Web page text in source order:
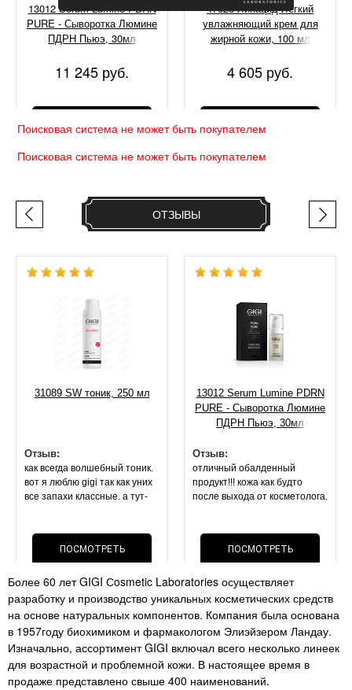
13012 Serum Lumine PDRN
PURE - Сыворотка Люмине
ПДРН Пьюэ, 30мл
11 245 руб.
47028 Липацид Легкий
увлажняющий крем для
жирной кожи, 100 мл
4 605 руб.
Поисковая система не может быть покупателем
Поисковая система не может быть покупателем
ОТЗЫВЫ
31089 SW тоник, 250 мл
Отзыв:
как всегда волшебный тоник.
вот я люблю gigi так как уних
все запахи классные. а тут-
лосьон(( но это не важно,
эффект- все что описано по
нереально!!! мои черные
точки. расширенные поры-
супер средство как и всегда .
не перестану это писать в
каждом продукте.!
ПОСМОТРЕТЬ
ОТЗЫВ
13012 Serum Lumine PDRN
PURE - Сыворотка Люмине
ПДРН Пьюэ, 30мл
Отзыв:
отличный обалденный
продукт!!! кожа как будто
после выхода от косметолога.
приятной текстуры.
результат на 2 й день . стоит
косметика данного бренда
ПОСМОТРЕТЬ
ОТЗЫВ
Более 60 лет GIGI Сosmetic Laboratories осуществляет
разработку и производство уникальных косметических средств
на основе натуральных компонентов. Компания была основана
в 1957году биохимиком и фармакологом Элиэйзером Ландау.
Изначально, ассортимент GIGI включал всего несколько линеек
для возрастной и проблемной кожи. В настоящее время в
продаже представлено свыше 400 наименований.